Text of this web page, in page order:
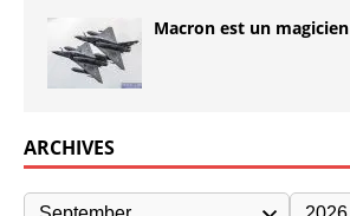
Macron est un magicien
ARCHIVES